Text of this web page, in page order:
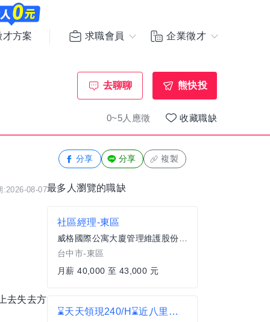
才方案 求職會員 企業徵才
去聊聊 熊快投
0~5人應徵 收藏職缺
:2026-08-07
去失去方
分享 分享 複製
最多人瀏覽的職缺
社區經理-東區
威格國際公寓大廈管理維護股份有限公司
台中市-東區
月薪 40,000 至 43,000 元
⌛天天領現240/H⌛近八里老街 (早/午/晚/夜)⌛網購理貨員(可單天報名) C2